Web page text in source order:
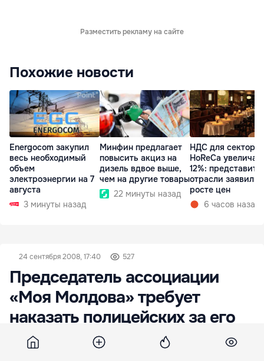
Разместить рекламу на сайте
Похожие новости
Energocom закупил
весь необходимый
объем
электроэнергии на 7
августа
3 минуты назад
Минфин предлагает
повысить акциз на
дизель вдвое выше,
чем на другие товары
22 минуты назад
НДС для сектора
HoReCa увеличат
12%:
отрасли заявили
росте цен
6 часов назад
24 сентября 2008, 17:40 527
Председатель ассоциации
«Моя Молдова» требует
наказать полицейских за его
арест во время акции протеста